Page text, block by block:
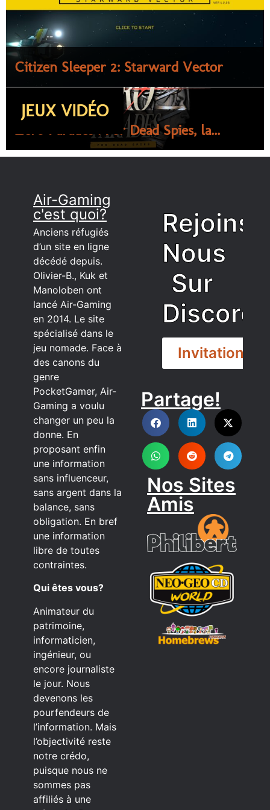
Citizen Sleeper 2: Starward Vector
JEUX VIDÉO
Zero Parades : For Dead Spies, la...
Air-Gaming
c'est quoi?
Anciens réfugiés
d’un site en ligne
décédé depuis.
Olivier-B., Kuk et
Manoloben ont
lancé Air-Gaming
en 2014. Le site
spécialisé dans le
jeu nomade. Face à
des canons du
genre
PocketGamer, Air-
Gaming a voulu
changer un peu la
donne. En
proposant enfin
une information
sans influenceur,
sans argent dans la
balance, sans
obligation. En bref
une information
libre de toutes
contraintes.
Qui êtes vous?
Animateur du
patrimoine,
informaticien,
ingénieur, ou
encore journaliste
le jour. Nous
devenons les
pourfendeurs de
l’information. Mais
l’objectivité reste
notre crédo,
puisque nous ne
sommes pas
affiliés à une
Rejoins
Nous
Sur
Discord
Invitation
DISCORD
Partage!
Nos Sites
Amis